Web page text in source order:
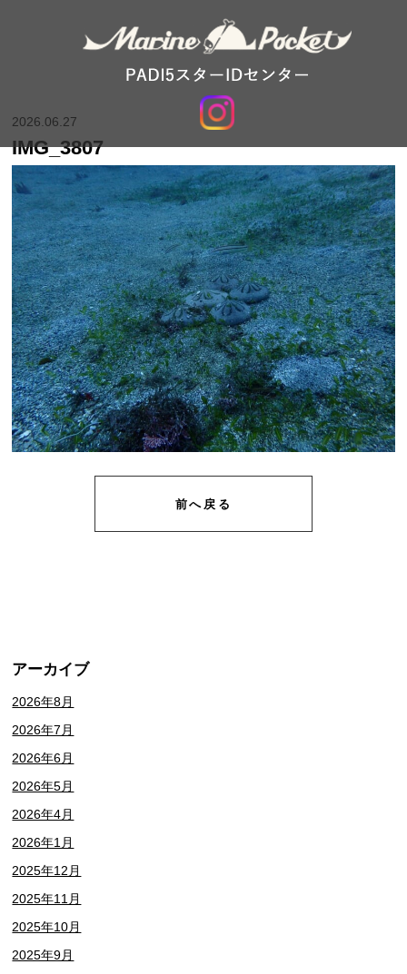
2026.06.27
IMG_3807
前へ戻る
アーカイブ
2026年8月
2026年7月
2026年6月
2026年5月
2026年4月
2026年1月
2025年12月
2025年11月
2025年10月
2025年9月